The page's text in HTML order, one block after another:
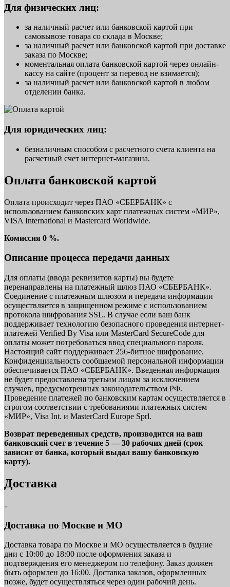
Для физических лиц:
за наличный расчет или банковской картой при
самовывозе товара со склада в Москве;
за наличный расчет или банковской картой при доставке
заказа по Москве;
моментальная оплата банковской картой через онлайн-
кассу на сайте (процент за перевод не взимается);
за наличный расчет или банковской картой в любом
отделении банка.
Для юридических лиц:
безналичным способом с расчетного счета клиента на
расчетный счет интернет-магазина.
Оплата банковской картой
Оплата происходит через ПАО «СБЕРБАНК» с
использованием банковских карт платежных систем «МИР»,
VISA International и Mastercard Worldwide.
Комиссия 0 %.
Описание процесса передачи данных
Для оплаты (ввода реквизитов карты) вы будете
перенаправлены на платежный шлюз ПАО «СБЕРБАНК».
Соединение с платежным шлюзом и передача информации
осуществляется в защищенном режиме с использованием
протокола шифрования SSL. В случае если ваш банк
поддерживает технологию безопасного проведения интернет-
платежей Verified By Visa или MasterCard SecureCode для
оплаты может потребоваться ввод специального пароля.
Настоящий сайт поддерживает 256-битное шифрование.
Конфиденциальность сообщаемой персональной информации
обеспечивается ПАО «СБЕРБАНК». Введенная информация
не будет предоставлена третьим лицам за исключением
случаев, предусмотренных законодательством РФ.
Проведение платежей по банковским картам осуществляется в
строгом соответствии с требованиями платежных систем
«МИР», Visa Int. и MasterCard Europe Sprl.
Возврат переведенных средств, производится на ваш
банковский счет в течение 5 — 30 рабочих дней (срок
зависит от банка, который выдал вашу банковскую
карту).
Доставка
Доставка по Москве и МО
Доставка товара по Москве и МО осуществляется в будние
дни с 10:00 до 18:00 после оформления заказа и
подтверждения его менеджером по телефону. Заказ должен
быть оформлен до 16:00. Доставка заказов, оформленных
позже, будет осуществляться через один рабочий день.